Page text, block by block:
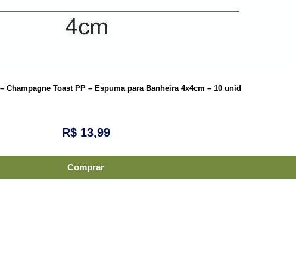
Champagne Toast PP – Espuma para Banheira 4x4cm – 10 unid
R$13,99
Comprar